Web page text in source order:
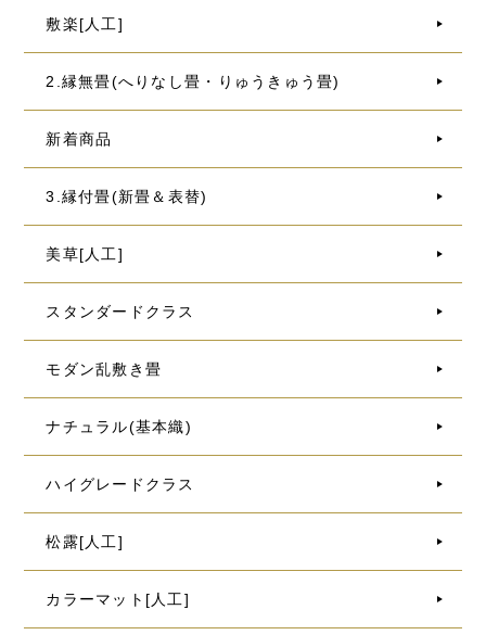
敷楽[人工]
2.縁無畳(へりなし畳・りゅうきゅう畳)
新着商品
3.縁付畳(新畳＆表替)
美草[人工]
スタンダードクラス
モダン乱敷き畳
ナチュラル(基本織)
ハイグレードクラス
松露[人工]
カラーマット[人工]